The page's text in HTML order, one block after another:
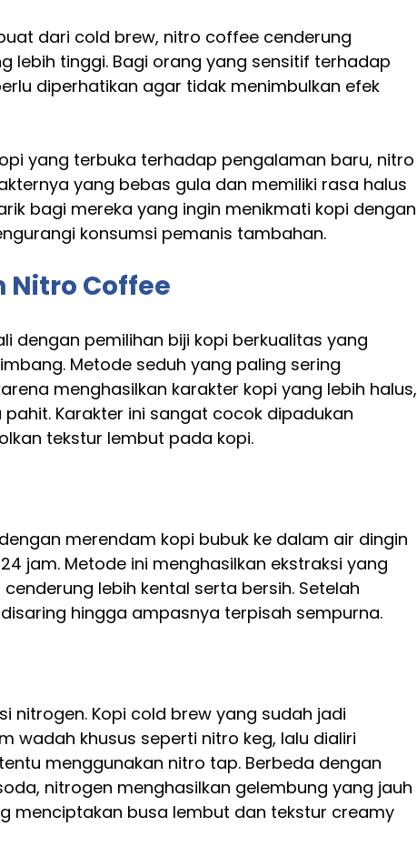
dari cold brew, nitro coffee cenderung
lebih tinggi. Bagi orang yang sensitif terhadap
diperhatikan agar tidak menimbulkan efek
yang terbuka terhadap pengalaman baru, nitro
yang bebas gula dan memiliki rasa halus
bagi mereka yang ingin menikmati kopi dengan
konsumsi pemanis tambahan.
Nitro Coffee
dengan pemilihan biji kopi berkualitas yang
Metode seduh yang paling sering
menghasilkan karakter kopi yang lebih halus,
Karakter ini sangat cocok dipadukan
tekstur lembut pada kopi.
merendam kopi bubuk ke dalam air dingin
jam. Metode ini menghasilkan ekstraksi yang
lebih kental serta bersih. Setelah
hingga ampasnya terpisah sempurna.
nitrogen. Kopi cold brew yang sudah jadi
wadah khusus seperti nitro keg, lalu dialiri
menggunakan nitro tap. Berbeda dengan
nitrogen menghasilkan gelembung yang jauh
menciptakan busa lembut dan tekstur creamy